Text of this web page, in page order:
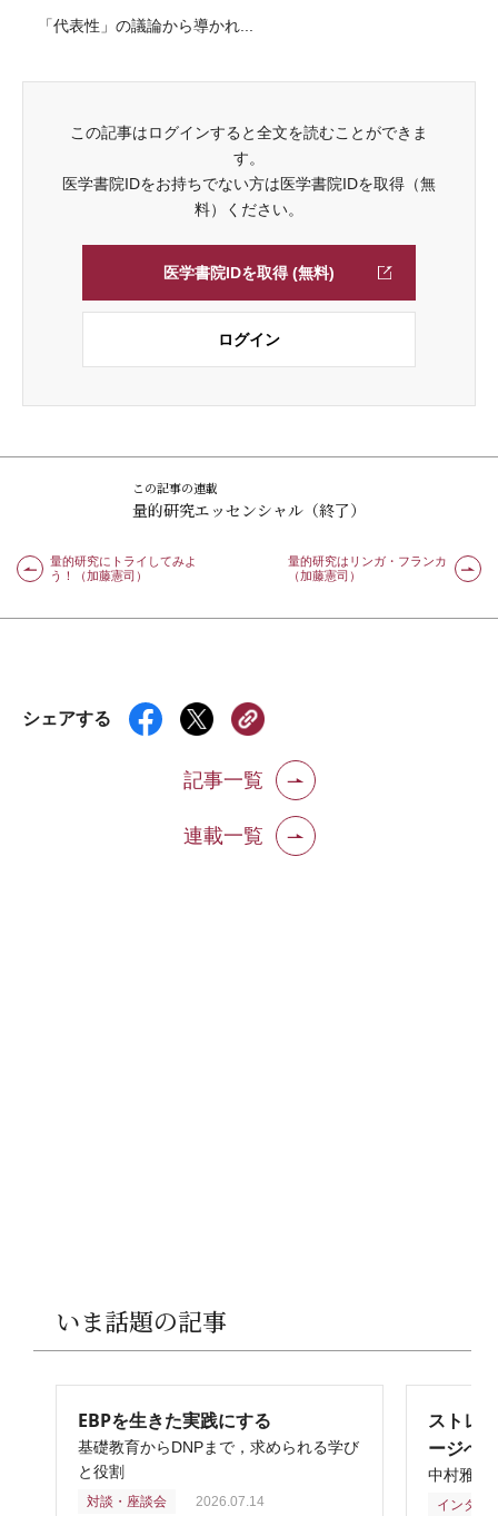
「代表性」の議論から導かれ...
この記事はログインすると全文を読むことができま
す。
医学書院IDをお持ちでない方は医学書院IDを取得（無
料）ください。
医学書院IDを取得 (無料)
ログイン
この記事の連載
量的研究エッセンシャル（終了）
量的研究にトライしてみよ
う！（加藤憲司）
量的研究はリンガ・フランカ
（加藤憲司）
シェアする
記事一覧
連載一覧
いま話題の記事
EBPを生きた実践にする
基礎教育からDNPまで，求められる学び
と役割
対談・座談会 2026.07.14
ストレ
ージへ
中村雅俊
インタビ